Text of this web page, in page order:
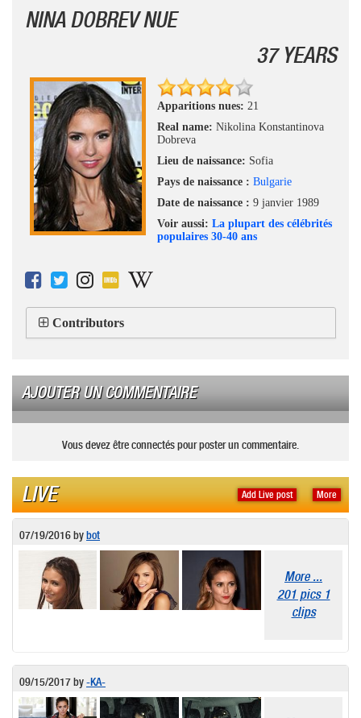
NINA DOBREV NUE
37 YEARS
Apparitions nues: 21
Real name: Nikolina Konstantinova
Dobreva
Lieu de naissance: Sofia
Pays de naissance : Bulgarie
Date de naissance : 9 janvier 1989
Voir aussi: La plupart des célébrités
populaires 30-40 ans
Contributors
AJOUTER UN COMMENTAIRE
Vous devez être connectés pour poster un commentaire.
More
Add Live post
LIVE
07/19/2016bybot
More ...
201 pics 1
clips
09/15/2017by-KA-